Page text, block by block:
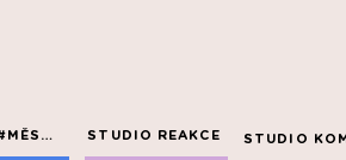
STUDIO #MĚSTO STUDIO REAKCE